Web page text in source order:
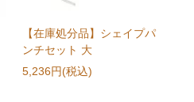
【在庫処分品】シェイプパ
ンチセット 大
5,236円(税込)